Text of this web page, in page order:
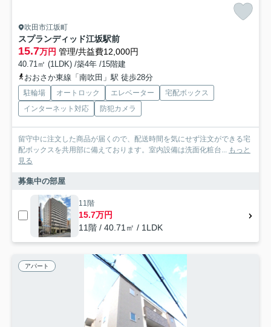
吹田市江坂町
スプランディッド江坂駅前
15.7万円 管理/共益費12,000円
40.71㎡ (1LDK) /築4年 /15階建
おおさか東線「南吹田」駅 徒歩28分
駐輪場 オートロック エレベーター
宅配ボックス
インターネット対応
防犯カメラ
留守中に注文した商品が届くので、配送時間を気にせず注文ができる宅
配ボックスを共用部に備えております。室内設備は洗面化粧台...
もっと
見る
募集中の部屋
11階
15.7万円
11階 / 40.71㎡ / 1LDK
アパート